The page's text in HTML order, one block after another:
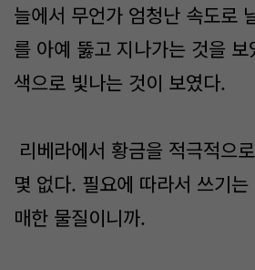
늘에서 무언가 엄청난 속도로
를 아예 뚫고 지나가는 것을
색으로 빛나는 것이 보였다.
리베라에서 황금을 적극적으
몇 없다. 필요에 따라서 쓰기
매한 물질이니까.